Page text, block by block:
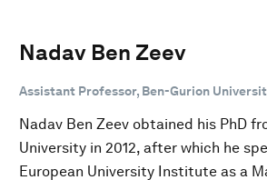
Nadav Ben Zeev
Assistant Professor, Ben-Gurion
Nadav Ben Zeev obtained his PhD
University in 2012, after which he
European University Institute as a